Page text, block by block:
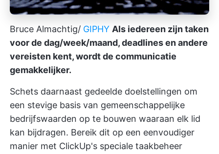
Bruce Almachtig/ GIPHY Als iedereen zijn taken
voor de dag/week/maand, deadlines en andere
vereisten kent, wordt de communicatie
gemakkelijker.
Schets daarnaast gedeelde doelstellingen om
een stevige basis van gemeenschappelijke
bedrijfswaarden op te bouwen waaraan elk lid
kan bijdragen. Bereik dit op een eenvoudiger
manier met ClickUp's speciale taakbeheer